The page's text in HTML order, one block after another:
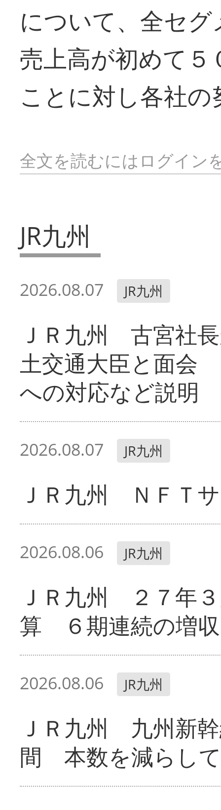
について、全セ
売上高が初めて
ことに対し各社
全文を読むにはログイン
JR九州
2026.08.07 JR九州
ＪＲ九州 古宮社
土交通大臣と面会
への対応など説明
2026.08.07 JR九州
ＪＲ九州 ＮＦＴ
2026.08.06 JR九州
ＪＲ九州 ２７年
算 ６期連続の増収
2026.08.06 JR九州
ＪＲ九州 九州新
間 本数を減らし